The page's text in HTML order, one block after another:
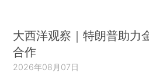
大西洋观察｜特朗普助力
合作
2026年08月07日